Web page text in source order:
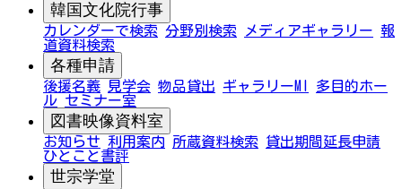
韓国文化院行事
カレンダーで検索 分野別検索 メディアギャラリー 報
道資料検索
各種申請
後援名義 見学会 物品貸出 ギャラリーMI
多目的ホー
ル セミナー室
図書映像資料室
お知らせ 利用案内 所蔵資料検索
貸出期間延長申請
ひとこと書評
世宗学堂